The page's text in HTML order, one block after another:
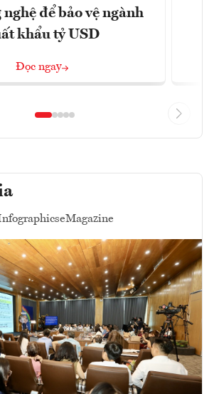
nghệ để bảo vệ ngành
khẩu tỷ USD
Đọc ngay
eMagazine